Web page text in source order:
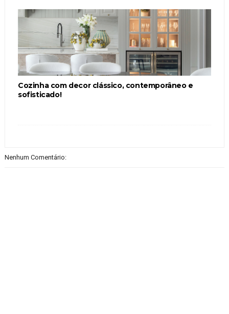
Cozinha com decor clássico, contemporâneo e
sofisticado!
Nenhum Comentário: